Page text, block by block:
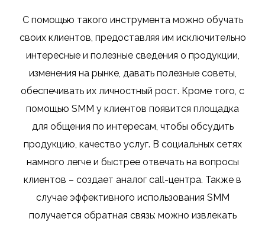
С помощью такого инструмента можно обучать
своих клиентов, предоставляя им исключительно
интересные и полезные сведения о продукции,
изменения на рынке, давать полезные советы,
обеспечивать их личностный рост. Кроме того, с
помощью SMM у клиентов появится площадка
для общения по интересам, чтобы обсудить
продукцию, качество услуг. В социальных сетях
намного легче и быстрее отвечать на вопросы
клиентов – создает аналог call-центра. Также в
случае эффективного использования SMM
получается обратная связь: можно извлекать